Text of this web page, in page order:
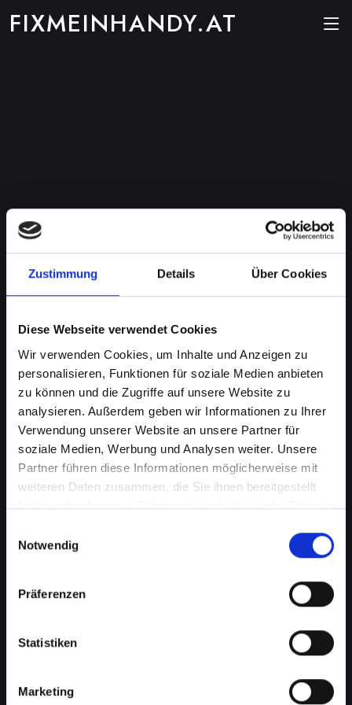
Zustimmung Details Über Cookies
Diese Webseite verwendet Cookies
Wir verwenden Cookies, um Inhalte und Anzeigen zu
personalisieren, Funktionen für soziale Medien anbieten
zu können und die Zugriffe auf unsere Website zu
analysieren. Außerdem geben wir Informationen zu Ihrer
Verwendung unserer Website an unsere Partner für
soziale Medien, Werbung und Analysen weiter. Unsere
Partner führen diese Informationen möglicherweise mit
weiteren Daten zusammen, die Sie ihnen bereitgestellt
haben oder die sie im Rahmen Ihrer Nutzung der Dienste
Notwendig
Präferenzen
Statistiken
Marketing
FIXMEINHANDY.AT
Wasserschaden am IPHONE-11-
PRO-MAX in Bad-schallerbach?
Wir bieten schnelle Hilfe
Wasserschäden können Ihr IPHONE-11-PRO-
MAX verheerend beeinflussen. Feuchtigkeit
kann nicht nur die interne Elektronik
beschädigen, sondern auch Korrosion und
Schimmel verursachen, die mit der Zeit noch